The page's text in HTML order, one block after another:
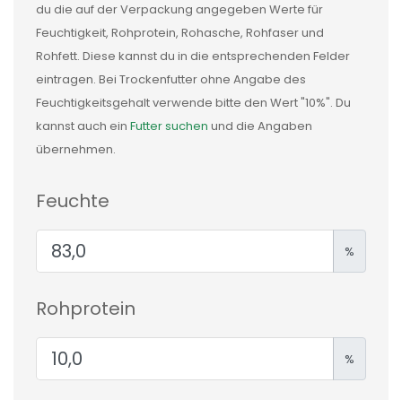
du die auf der Verpackung angegeben Werte für
Feuchtigkeit, Rohprotein, Rohasche, Rohfaser und
Rohfett. Diese kannst du in die entsprechenden Felder
eintragen. Bei Trockenfutter ohne Angabe des
Feuchtigkeitsgehalt verwende bitte den Wert "10%". Du
kannst auch ein Futter suchen und die Angaben
übernehmen.
Feuchte
%
Rohprotein
%